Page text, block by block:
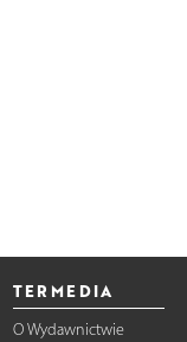
TERMEDIA
O Wydawnictwie